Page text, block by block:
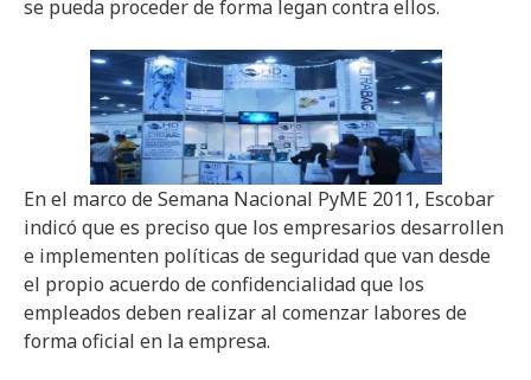
se pueda proceder de forma legan contra ellos.
En el marco de Semana Nacional PyME 2011, Escobar
indicó que es preciso que los empresarios desarrollen
e implementen políticas de seguridad que van desde
el propio acuerdo de confidencialidad que los
empleados deben realizar al comenzar labores de
forma oficial en la empresa.